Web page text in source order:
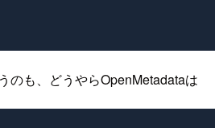
のも、どうやらOpenMetadataは